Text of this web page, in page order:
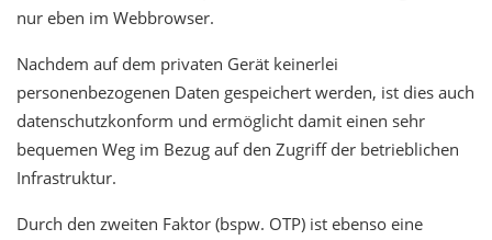
nur eben im Webbrowser.
Nachdem auf dem privaten Gerät keinerlei
personenbezogenen Daten gespeichert werden, ist dies auch
datenschutzkonform und ermöglicht damit einen sehr
bequemen Weg im Bezug auf den Zugriff der betrieblichen
Infrastruktur.
Durch den zweiten Faktor (bspw. OTP) ist ebenso eine